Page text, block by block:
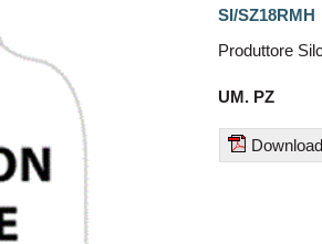
SI/SZ18RMH
Produttore
UM. PZ